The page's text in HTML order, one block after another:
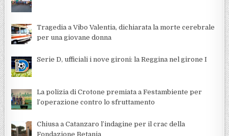
Tragedia a Vibo Valentia, dichiarata la morte cerebrale
per una giovane donna
Serie D, ufficiali i nove gironi: la Reggina nel girone I
La polizia di Crotone premiata a Festambiente per
l’operazione contro lo sfruttamento
Chiusa a Catanzaro l’indagine per il crac della
Fondazione Betania